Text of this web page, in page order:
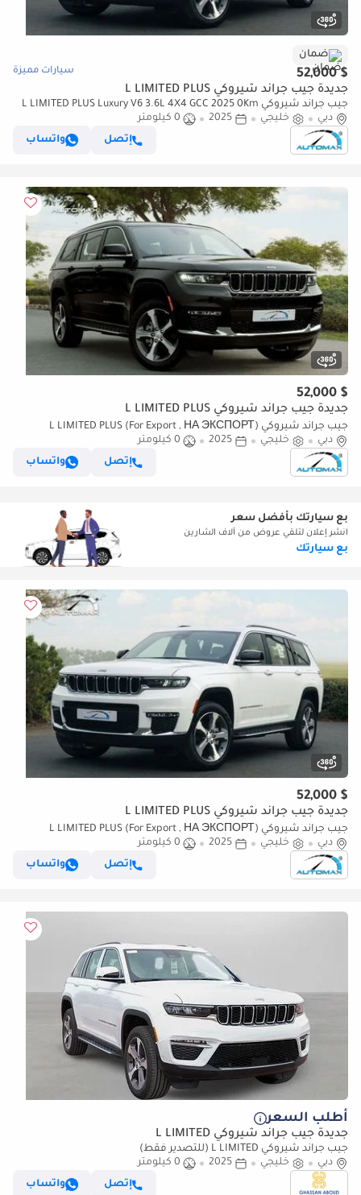
ضمان
$ 52,000 سيارات مميزة
جديدة جيب جراند شيروكي L LIMITED PLUS
جيب جراند شيروكي L LIMITED PLUS Luxury V6 3.6L 4X4 GCC 2025 0Km
With 3 Years Or 60,000 Km Warranty @Official Dealer
دبي خليجي 2025
0 كيلومتر
إتصل
واتساب
$ 52,000
جديدة جيب جراند شيروكي L LIMITED PLUS
جيب جراند شيروكي L LIMITED PLUS (For Export , НА ЭКСПОРТ)
Limited Plus Luxury V6 3.6L 4X4 2025 GCC Без пробега
دبي خليجي 2025
0 كيلومتر
إتصل
واتساب
بع سيارتك بأفضل سعر
انشر إعلان لتلقي عروض من آلاف الشارين
بع سيارتك
$ 52,000
جديدة جيب جراند شيروكي L LIMITED PLUS
جيب جراند شيروكي L LIMITED PLUS (For Export , НА ЭКСПОРТ)
Limited Plus Luxury V6 3.6L 4X4 2025 GCC Без пробега
دبي خليجي 2025
0 كيلومتر
إتصل
واتساب
أطلب السعر
جديدة جيب جراند شيروكي L LIMITED
جيب جراند شيروكي L LIMITED (للتصدير فقط)
دبي
خليجي 2025
0 كيلومتر
إتصل
واتساب